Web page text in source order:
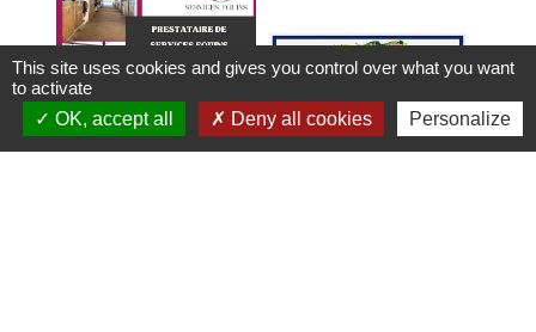
This site uses cookies and gives you control over what you want
to activate
OK, accept all
Deny all cookies Personalize